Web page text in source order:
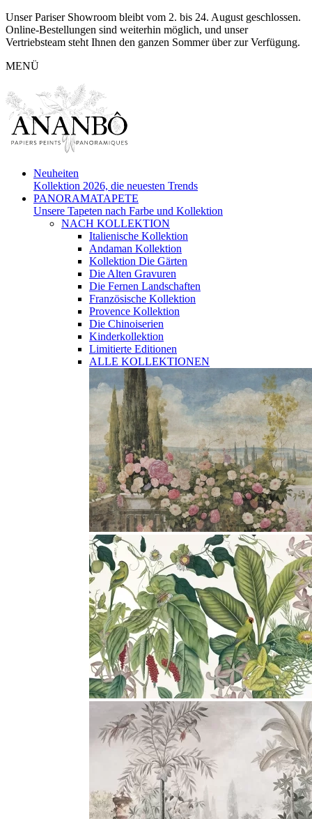
Unser Pariser Showroom bleibt vom 2. bis 24. August geschlossen.
Online-Bestellungen sind weiterhin möglich, und unser
Vertriebsteam steht Ihnen den ganzen Sommer über zur Verfügung.
MENÜ
Neuheiten
Kollektion 2026, die neuesten Trends
PANORAMATAPETE
Unsere Tapeten nach Farbe und Kollektion
NACH KOLLEKTION
Italienische Kollektion
Andaman Kollektion
Kollektion Die Gärten
Die Alten Gravuren
Die Fernen Landschaften
Französische Kollektion
Provence Kollektion
Die Chinoiserien
Kinderkollektion
Limitierte Editionen
ALLE KOLLEKTIONEN